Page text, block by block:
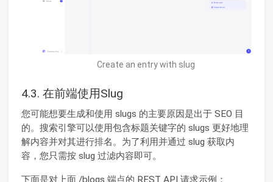
Create an entry with slug
4.3. 在前端使用Slug
您可能想要生成和使用 slugs 的主要原因是出于 SEO 目
的。搜索引擎可以使用包含标题关键字的 slugs 更好地理
解内容并对其进行排名。为了利用并通过 slug 获取内
容，您只需按 slug 过滤内容即可。
下面是对上面 /blogs 端点的 REST API 请求示例：